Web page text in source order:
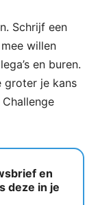
Schrijf een
willen
en buren.
groter je kans
en
deze in je